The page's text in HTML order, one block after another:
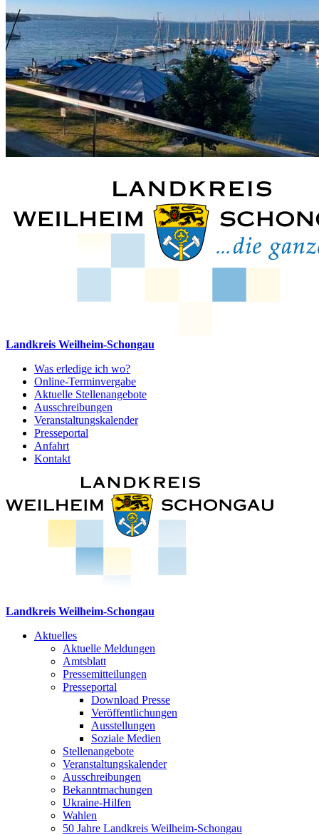
Landkreis Weilheim-Schongau
Was erledige ich wo?
Online-Terminvergabe
Aktuelle Stellenangebote
Ausschreibungen
Veranstaltungskalender
Presseportal
Anfahrt
Kontakt
Landkreis Weilheim-Schongau
Aktuelles
Aktuelle Meldungen
Amtsblatt
Pressemitteilungen
Presseportal
Download Presse
Veröffentlichungen
Ausstellungen
Soziale Medien
Stellenangebote
Veranstaltungskalender
Ausschreibungen
Bekanntmachungen
Ukraine-Hilfen
Wahlen
50 Jahre Landkreis Weilheim-Schongau